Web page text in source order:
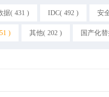
据( 431 ) IDC( 492 ) 安
) 其他( 202 ) 国产化